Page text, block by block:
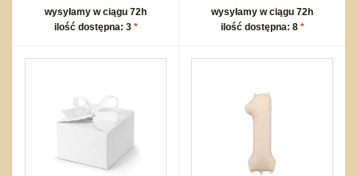
wysyłamy w ciągu 72h
ilość dostępna: 3 *
wysyłamy w ciągu 72h
ilość dostępna: 8 *